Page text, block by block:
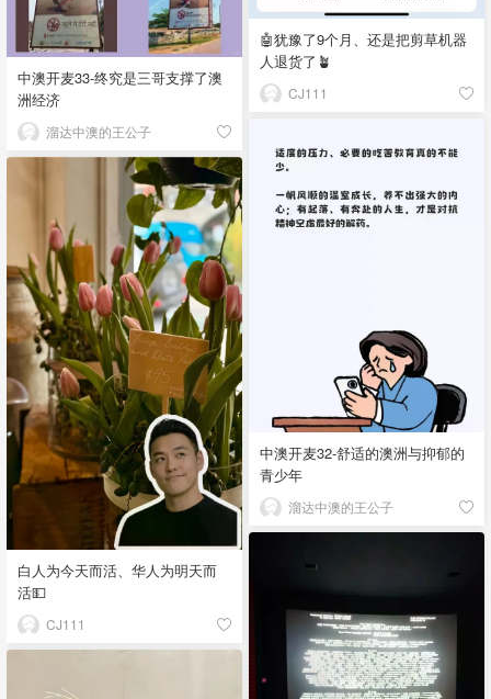
🤖犹豫了9个月、还是把剪草机器
人退货了🪴
CJ111
中澳开麦33-终究是三哥支撑了澳
洲经济
溜达中澳的王公子
中澳开麦32-舒适的澳洲与抑郁的
青少年
溜达中澳的王公子
白人为今天而活、华人为明天而
活💵
CJ111